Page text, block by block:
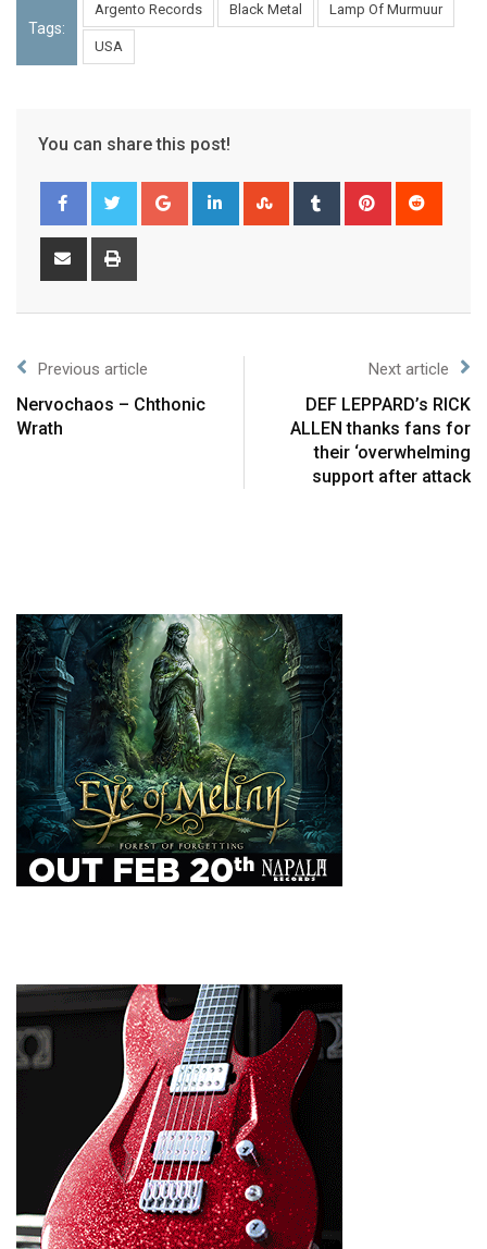
Tags:
Argento Records Black Metal Lamp Of Murmuur
USA
You can share this post!
Previous article
Nervochaos – Chthonic
Wrath
Next article
DEF LEPPARD’s RICK
ALLEN thanks fans for
their ‘overwhelming
support after attack